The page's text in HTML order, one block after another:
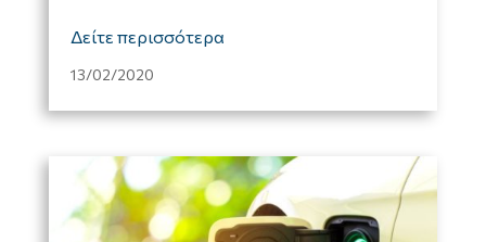
13/02/2020
Δείτε περισσότερα